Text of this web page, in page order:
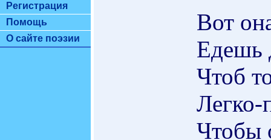
Регистрация
Помощь
О сайте поэзии
Вот
Едешь
Чтоб
Легко-
Чтобы